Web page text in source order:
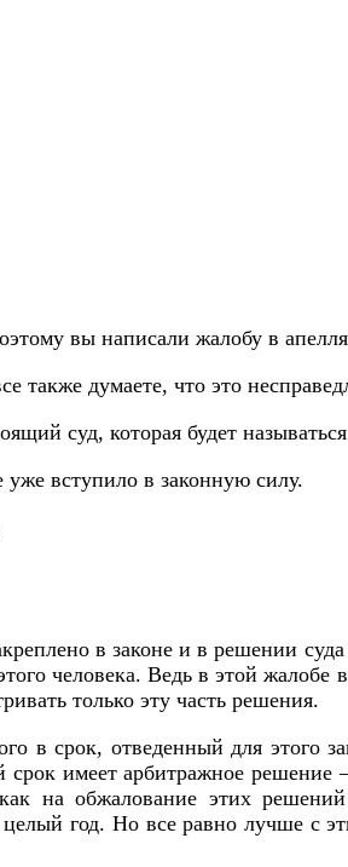
вы написали жалобу в
также думаете, что это
суд, которая будет
вступило в законную силу.
в законе и в решении
человека. Ведь в этой
только эту часть решения.
в срок, отведенный для этого
имеет арбитражное
на обжалование этих
год. Но все равно лучше с